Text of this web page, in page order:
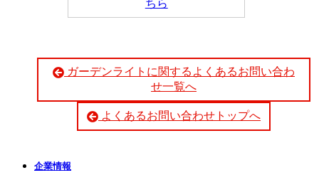
ちら
ガーデンライトに関するよくあるお問い合わ
せ一覧へ
よくあるお問い合わせトップへ
企業情報